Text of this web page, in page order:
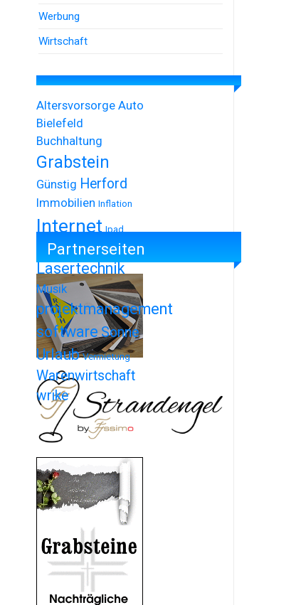
Werbung
Wirtschaft
Altersvorsorge Auto
Bielefeld
Buchhaltung
Grabstein
Günstig Herford
Immobilien Inflation
Internet Ipad
Iphone
Lasertechnik
Musik
projektmanagement
softwareSonne
Urlaub Vermietung
Warenwirtschaft
wrike
Partnerseiten